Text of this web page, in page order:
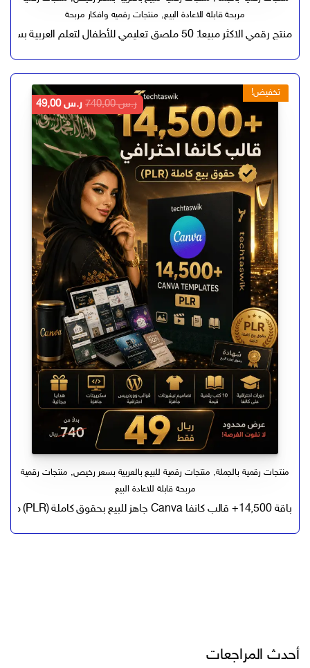
مربحة قابلة للاعادة البيع, منتجات رقميه وافكار مربحة
منتج رقمي الاكثر مبيعا: 50 ملصق تعليمي للأطفال لتعلم العربية بسهولة قابل للتعديل PSD PDF SVG
تخفيض!
منتجات رقمية بالجملة, منتجات رقمية للبيع بالعربية بسعر رخيص, منتجات رقمية
مربحة قابلة للاعادة البيع
باقة 14,500+ قالب كانفا Canva جاهز للبيع بحقوق كاملة (PLR) مع دورات وكتب رقمية للاحتراف الكانفا
ر.س740,00
السعر
الأصلي
هو:
ر.س 740,00.
ر.س49,00
السعر
الحالي
هو:
ر.س 49,00.
أحدث المراجعات